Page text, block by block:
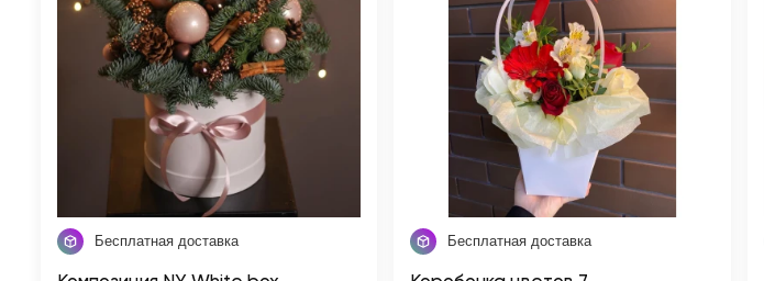
Бесплатная доставка Бесплатная доставка